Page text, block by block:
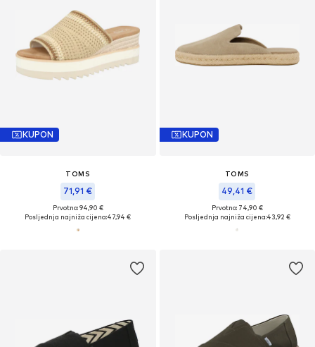
KUPON
TOMS
71,91 €
Prvotno: 94,90 €
Posljednja najniža cijena:47,94 €
KUPON
TOMS
49,41 €
Prvotno: 74,90 €
Posljednja najniža cijena:43,92 €